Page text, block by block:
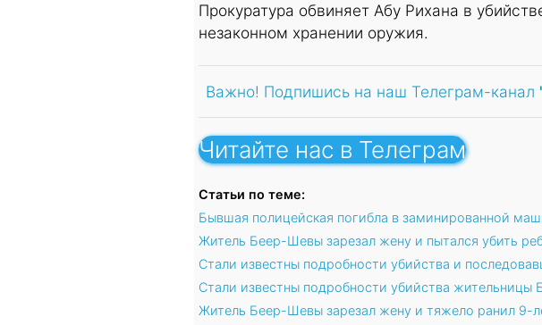
Прокуратура обвиняет Абу Рихана в
незаконном хранении оружия.
Важно! Подпишись на наш Телеграм-канал
Читайте нас в Телеграм
Статьи по теме:
Бывшая полицейская погибла в заминированной
Житель Беер-Шевы зарезал жену и пытался убить
Стали известны подробности убийства и
Стали известны подробности убийства
Житель Беер-Шевы зарезал жену и тяжело ранил 9-